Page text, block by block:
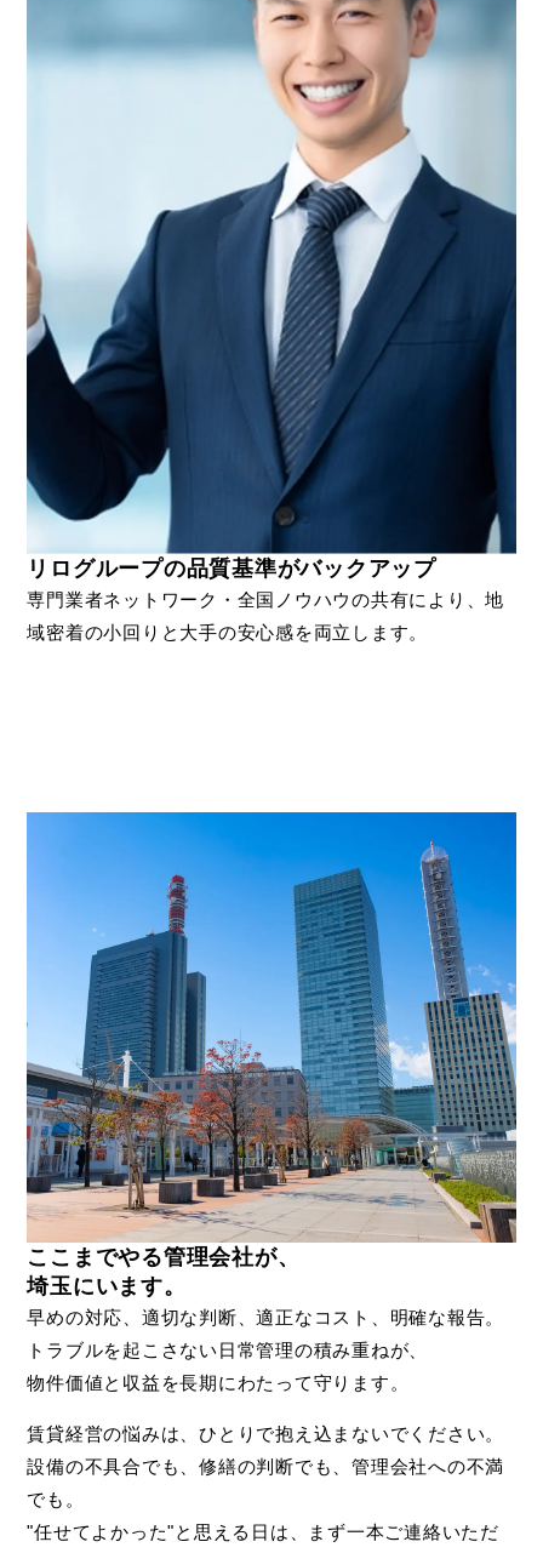
リログループの品質基準がバックアップ
専門業者ネットワーク・全国ノウハウの共有により、地
域密着の小回りと大手の安心感を両立します。
ここまでやる管理会社が、
埼玉にいます。
早めの対応、適切な判断、適正なコスト、明確な報告。
トラブルを起こさない日常管理の積み重ねが、
物件価値と収益を長期にわたって守ります。
賃貸経営の悩みは、ひとりで抱え込まないでください。
設備の不具合でも、修繕の判断でも、管理会社への不満
でも。
"任せてよかった"と思える日は、まず一本ご連絡いただ